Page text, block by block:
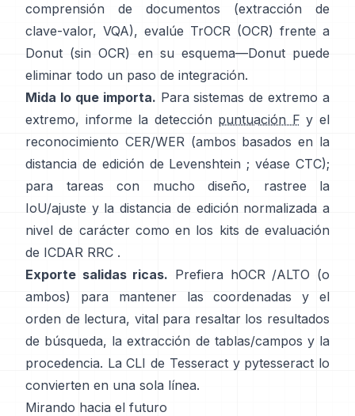
comprensión de documentos (extracción de
clave-valor, VQA), evalúe TrOCR (OCR) frente a
Donut (sin OCR) en su esquema—Donut puede
eliminar todo un paso de integración.
Mida lo que importa. Para sistemas de extremo a
extremo, informe la detección puntuación F y el
reconocimiento CER/WER (ambos basados en la
distancia de edición de Levenshtein ; véase CTC);
para tareas con mucho diseño, rastree la
IoU/ajuste y la distancia de edición normalizada a
nivel de carácter como en los kits de evaluación
de ICDAR RRC .
Exporte salidas ricas. Prefiera hOCR /ALTO (o
ambos) para mantener las coordenadas y el
orden de lectura, vital para resaltar los resultados
de búsqueda, la extracción de tablas/campos y la
procedencia. La CLI de Tesseract y pytesseract lo
convierten en una sola línea.
Mirando hacia el futuro